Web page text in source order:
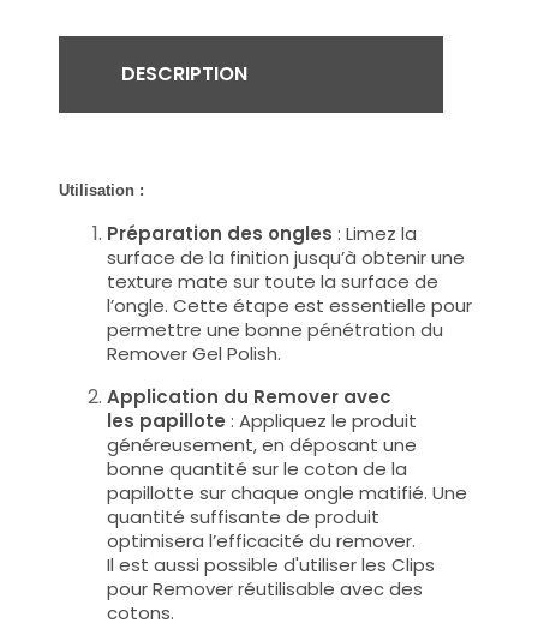
DESCRIPTION
Utilisation :
Préparation des ongles : Limez la
surface de la finition jusqu’à obtenir une
texture mate sur toute la surface de
l’ongle. Cette étape est essentielle pour
permettre une bonne pénétration du
Remover Gel Polish.
Application du Remover avec
les papillote : Appliquez le produit
généreusement, en déposant une
bonne quantité sur le coton de la
papillotte sur chaque ongle matifié. Une
quantité suffisante de produit
optimisera l’efficacité du remover.
Il est aussi possible d'utiliser les Clips
pour Remover réutilisable avec des
cotons.